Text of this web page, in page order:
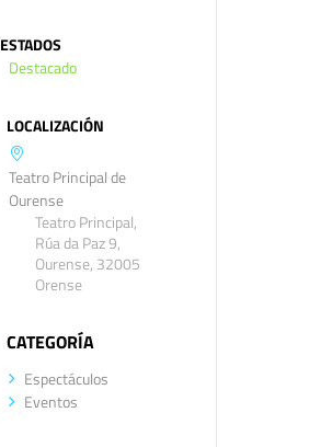
ESTADOS
Destacado
LOCALIZACIÓN
Teatro Principal de
Ourense
Teatro Principal,
Rúa da Paz 9,
Ourense, 32005
Orense
CATEGORÍA
Espectáculos
Eventos